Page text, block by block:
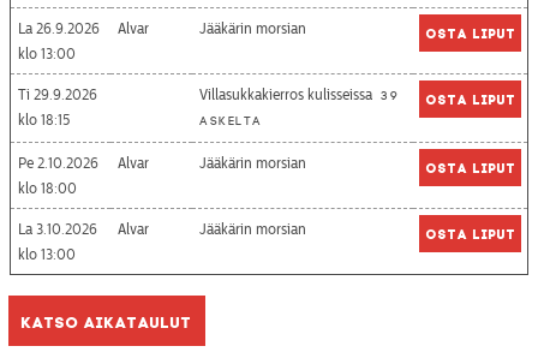
La 26.9.2026
13:00
Alvar Jääkärin morsian Osta liput
Ti 29.9.2026
18:15
Villasukkakierros kulisseissa 39
askelta
Osta liput
Pe 2.10.2026
18:00
Alvar Jääkärin morsian Osta liput
La 3.10.2026
13:00
Alvar Jääkärin morsian Osta liput
Katso aikataulut